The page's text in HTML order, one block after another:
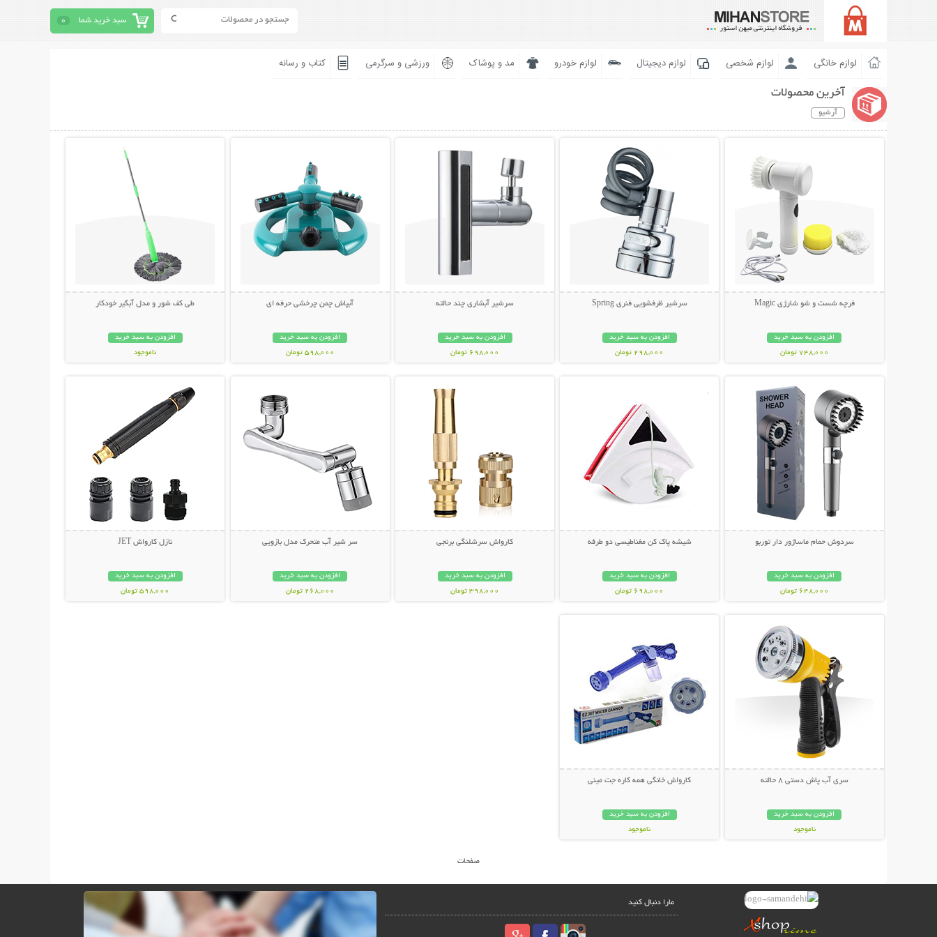
سبد خرید شما 0
لوازم خانگی لوازم شخصی لوازم دیجیتال لوازم خودرو مد و پوشاک ورزشی و سرگرمی کتاب و رسانه
آخرین محصولات
آرشیو
فرچه شست و شو شارژی Magic
افزودن به سبد خرید
748,000 تومان
سرشیر ظرفشویی فنری Spring
افزودن به سبد خرید
298,000 تومان
سرشیر آبشاری چند حالته
افزودن به سبد خرید
698,000 تومان
آبپاش چمن چرخشی حرفه ای
افزودن به سبد خرید
598,000 تومان
طی کف شور و مدل آبگیر خودکار
افزودن به سبد خرید
ناموجود
سردوش حمام ماساژور دار توربو
افزودن به سبد خرید
648,000 تومان
شیشه پاک کن مغناطیسی دو طرفه
افزودن به سبد خرید
698,000 تومان
کارواش سرشلنگی برنجی
افزودن به سبد خرید
398,000 تومان
سر شیر آب متحرک مدل بازویی
افزودن به سبد خرید
268,000 تومان
نازل کارواش JET
افزودن به سبد خرید
598,000 تومان
سری آب پاش دستی 8 حالته
افزودن به سبد خرید
ناموجود
کارواش خانگی همه کاره جت مینی
افزودن به سبد خرید
ناموجود
صفحات
مارا دنبال کنید